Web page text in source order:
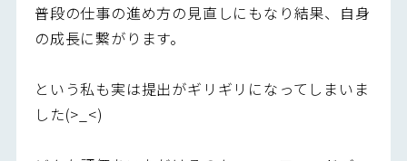
普段の仕事の進め方の見直しにもなり結果、自身
の成長に繋がります。
という私も実は提出がギリギリになってしまいま
した(>_<)